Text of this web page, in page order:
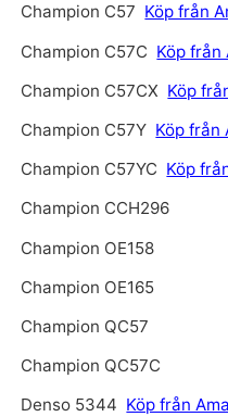
Champion C57 Köp från
Champion C57C Köp från
Champion C57CX Köp
Champion C57Y Köp från
Champion C57YC Köp
Champion CCH296
Champion OE158
Champion OE165
Champion QC57
Champion QC57C
Denso 5344 Köp från